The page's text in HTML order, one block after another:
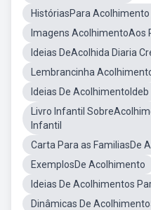
HistóriasPara
Imagens AcolhimentoAos
Ideias DeAcolhida Diaria
Lembrancinha
Ideias De AcolhimentoIdeb
Livro Infantil
Infantil
Carta Para as FamiliasDe
ExemplosDe Acolhimento
Ideias De Acolhimentos
Dinâmicas De